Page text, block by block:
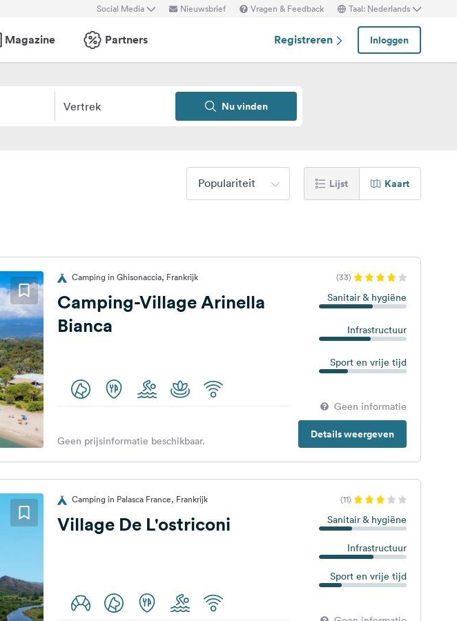
Social Media Nieuwsbrief Vragen & Feedback Taal: Nederlands
Magazine Partners Registreren Inloggen
Vertrek Nu vinden
Populariteit Lijst Kaart
Camping in Ghisonaccia, Frankrijk (33)
Camping-Village Arinella
Bianca
Sanitair & hygiëne
Infrastructuur
Sport en vrije tijd
Geen informatie
Details weergeven
Geen prijsinformatie beschikbaar.
Camping in Palasca France, Frankrijk (11)
Village De L'ostriconi Sanitair & hygiëne
Infrastructuur
Sport en vrije tijd